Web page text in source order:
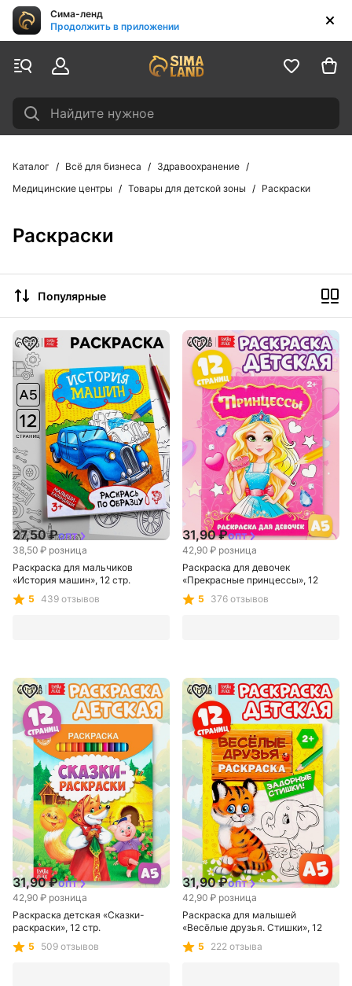
Сима-ленд
Продолжить в приложении
Найдите нужное
Каталог Всё для бизнеса
Здравоохранение
Медицинские центры
Товары для детской зоны Раскраски
Раскраски
Популярные
Сима-ленд
38,50 ₽ розница
27,50 ₽опт
Раскраска для мальчиков
«История машин», 12 стр.
5 439 отзывов
Сима-ленд
42,90 ₽ розница
31,90 ₽опт
Раскраска для девочек
«Прекрасные принцессы», 12
стр., 2+
5 376 отзывов
Сима-ленд
42,90 ₽ розница
31,90 ₽опт
Раскраска детская «Сказки-
раскраски», 12 стр.
5
509 отзывов
Сима-ленд
42,90 ₽ розница
31,90 ₽опт
Раскраска для малышей
«Весёлые друзья. Стишки», 12
стр., 2+
5 222 отзыва